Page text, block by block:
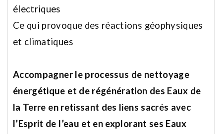
électriques
Ce qui provoque des réactions géophysiques
et climatiques
Accompagner le processus de nettoyage
énergétique et de régénération des Eaux de
la Terre en retissant des liens sacrés avec
l’Esprit de l’eau et en explorant ses Eaux